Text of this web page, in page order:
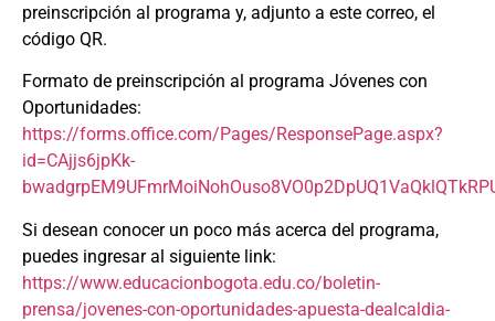
preinscripción al programa y, adjunto a este correo, el
código QR.
Formato de preinscripción al programa Jóvenes con
Oportunidades:
https://forms.office.com/Pages/ResponsePage.aspx?
id=CAjjs6jpKk-
Si desean conocer un poco más acerca del programa,
puedes ingresar al siguiente link:
https://www.educacionbogota.edu.co/boletin-
prensa/jovenes-con-oportunidades-apuesta-dealcaldia-